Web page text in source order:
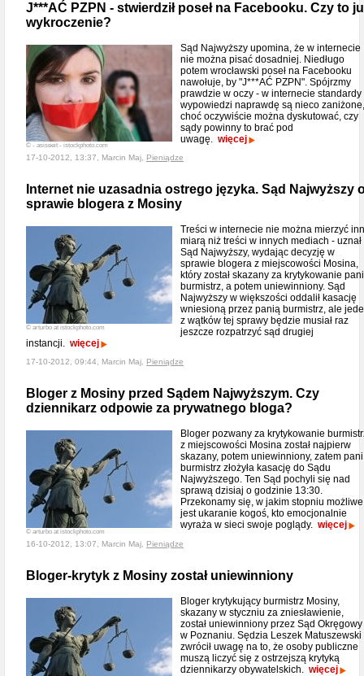
J***AĆ PZPN - stwierdził poseł na Facebooku. Czy to
wykroczenie?
© - asiseeit - istockphoto.com
Sąd Najwyższy upomina, że w internecie
nie można pisać dosadniej. Niedługo
potem wrocławski poseł na Facebooku
nawołuje, by "J***AĆ PZPN". Spójrzmy
prawdzie w oczy - w internecie standardy
wypowiedzi naprawdę są nieco zaniżone,
choć oczywiście można dyskutować, czy
sądy powinny to brać pod
uwagę. więcej
17-10-2012, 13:37, Marcin Maj, Pieniądze
Internet nie uzasadnia ostrego języka. Sąd Najwyższy
sprawie blogera z Mosiny
© arturbo at istockphoto.com
Treści w internecie nie można mierzyć
miarą niż treści w innych mediach - uznał
Sąd Najwyższy, wydając decyzję w
sprawie blogera z miejscowości Mosina,
który został skazany za krytykowanie pani
burmistrz, a potem uniewinniony. Sąd
Najwyższy w większości oddalił kasację
wniesioną przez panią burmistrz, ale
z wątków tej sprawy będzie musiał raz
jeszcze rozpatrzyć sąd drugiej
instancji. więcej
17-10-2012, 09:44, Marcin Maj, Pieniądze
Bloger z Mosiny przed Sądem Najwyższym. Czy
dziennikarz odpowie za prywatnego bloga?
© arturbo at istockphoto.com
Bloger pozwany za krytykowanie
z miejscowości Mosina został najpierw
skazany, potem uniewinniony, zatem pani
burmistrz złożyła kasację do Sądu
Najwyższego. Ten Sąd pochyli się nad
sprawą dzisiaj o godzinie 13:30.
Przekonamy się, w jakim stopniu możliwe
jest ukaranie kogoś, kto emocjonalnie
wyraża w sieci swoje poglądy. więcej
16-10-2012, 13:07, Marcin Maj, Pieniądze
Bloger-krytyk z Mosiny został uniewinniony
Bloger krytykujący burmistrz Mosiny,
skazany w styczniu za zniesławienie,
został uniewinniony przez Sąd Okręgowy
w Poznaniu. Sędzia Leszek Matuszewski
zwrócił uwagę na to, że osoby publiczne
muszą liczyć się z ostrzejszą krytyką
dziennikarzy obywatelskich. więcej